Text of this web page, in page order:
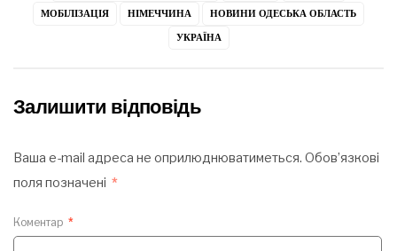
МОБІЛІЗАЦІЯ
НІМЕЧЧИНА
НОВИНИ ОДЕСЬКА ОБЛАСТЬ
УКРАЇНА
Залишити відповідь
Ваша e-mail адреса не оприлюднюватиметься. Обов’язкові
поля позначені *
Коментар *